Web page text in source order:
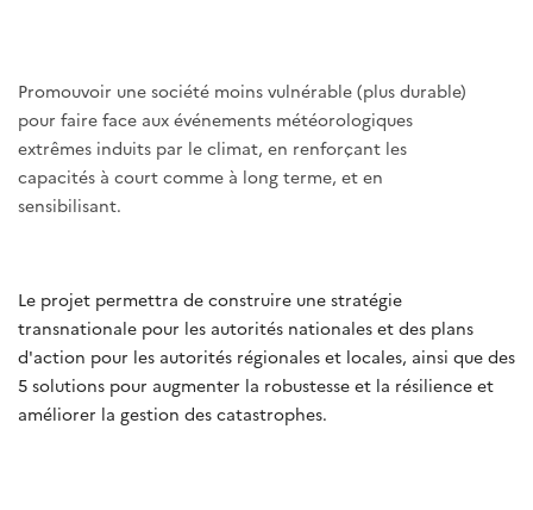
Promouvoir une société moins vulnérable (plus durable)
pour faire face aux événements météorologiques
extrêmes induits par le climat, en renforçant les
capacités à court comme à long terme, et en
sensibilisant.
Le projet permettra de construire une stratégie
transnationale pour les autorités nationales et des plans
d'action pour les autorités régionales et locales, ainsi que des
5 solutions pour augmenter la robustesse et la résilience et
améliorer la gestion des catastrophes.